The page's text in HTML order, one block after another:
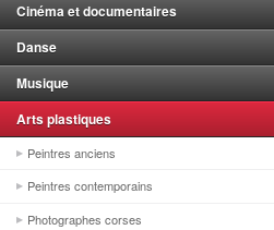
Cinéma et documentaires
Danse
Musique
Arts plastiques
Peintres anciens
Peintres contemporains
Photographes corses